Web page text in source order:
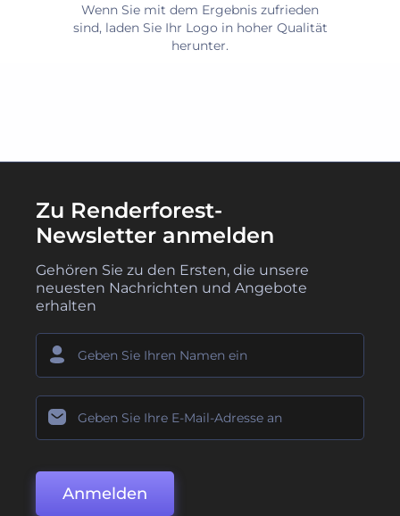
Wenn Sie mit dem Ergebnis zufrieden
sind, laden Sie Ihr Logo in hoher Qualität
herunter.
Zu Renderforest-
Newsletter anmelden
Gehören Sie zu den Ersten, die unsere
neuesten Nachrichten und Angebote
erhalten
Anmelden